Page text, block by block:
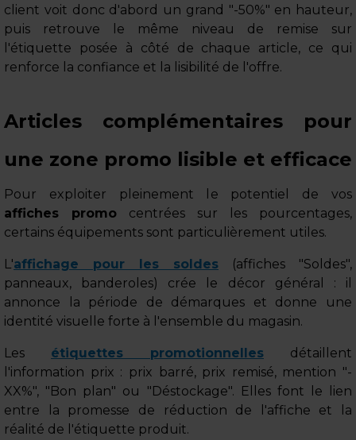
client voit donc d'abord un grand "-50%" en hauteur,
puis retrouve le même niveau de remise sur
l'étiquette posée à côté de chaque article, ce qui
renforce la confiance et la lisibilité de l'offre.
Articles complémentaires pour
une zone promo lisible et efficace
Pour exploiter pleinement le potentiel de vos
affiches promo centrées sur les pourcentages,
certains équipements sont particulièrement utiles.
L'affichage pour les soldes (affiches "Soldes",
panneaux, banderoles) crée le décor général : il
annonce la période de démarques et donne une
identité visuelle forte à l'ensemble du magasin.
Les étiquettes promotionnelles détaillent
l'information prix : prix barré, prix remisé, mention "-
XX%", "Bon plan" ou "Déstockage". Elles font le lien
entre la promesse de réduction de l'affiche et la
réalité de l'étiquette produit.